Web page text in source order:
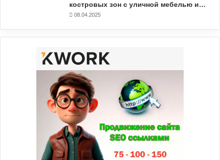
костровых зон с уличной мебелью и…
08.04.2025